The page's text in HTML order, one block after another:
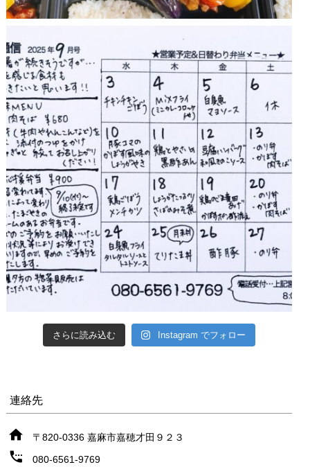
さらに読み込む Instagram でフォロー
連絡先
〒820-0336 嘉麻市嘉穂才田９２３
080-6561-9769